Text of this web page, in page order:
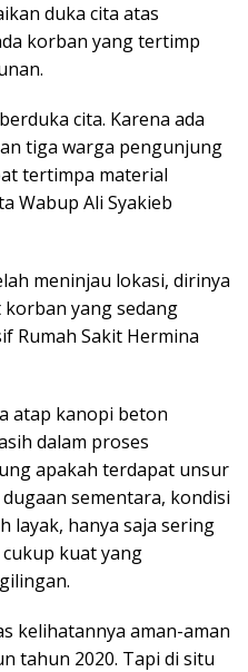
duka cita atas
korban yang tertimp
cita. Karena ada
tiga warga pengunjung
tertimpa material
Wabup Ali Syakieb
meninjau lokasi, dirinya
yang sedang
Rumah Sakit Hermina
atap kanopi beton
dalam proses
apakah terdapat unsur
sementara, kondisi
layak, hanya saja sering
kuat yang
kelihatannya aman-aman
tahun 2020. Tapi di situ